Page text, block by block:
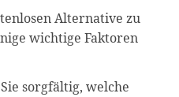
Alternative zu
wichtige Faktoren
sorgfältig, welche